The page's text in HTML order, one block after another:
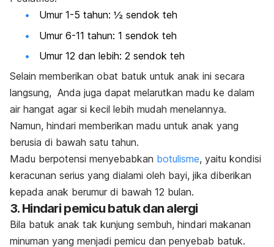
Umur 1-5 tahun: ½ sendok teh
Umur 6-11 tahun: 1 sendok teh
Umur 12 dan lebih: 2 sendok teh
Selain memberikan obat batuk untuk anak ini secara
langsung, Anda juga dapat melarutkan madu ke dalam
air hangat agar si kecil lebih mudah menelannya.
Namun, hindari memberikan madu untuk anak yang
berusia di bawah satu tahun.
Madu berpotensi menyebabkan botulisme, yaitu kondisi
keracunan serius yang dialami oleh bayi, jika diberikan
kepada anak berumur di bawah 12 bulan.
3. Hindari pemicu batuk dan alergi
Bila batuk anak tak kunjung sembuh, hindari makanan
minuman yang menjadi pemicu dan penyebab batuk.